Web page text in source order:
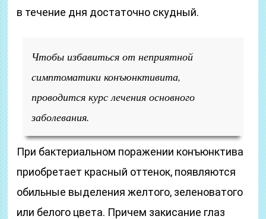
в течение дня достаточно скудный.
Чтобы избавиться от неприятной
симптоматики конъюнктивита,
проводится курс лечения основного
заболевания.
При бактериальном поражении конъюнктива
приобретает красный оттенок, появляются
обильные выделения желтого, зеленоватого
или белого цвета. Причем закисание глаз